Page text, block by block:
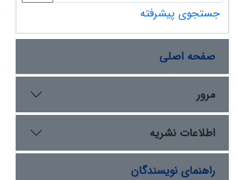
جستجوی پیشرفته
صفحه اصلی
مرور
اطلاعات نشریه
راهنمای نویسندگان